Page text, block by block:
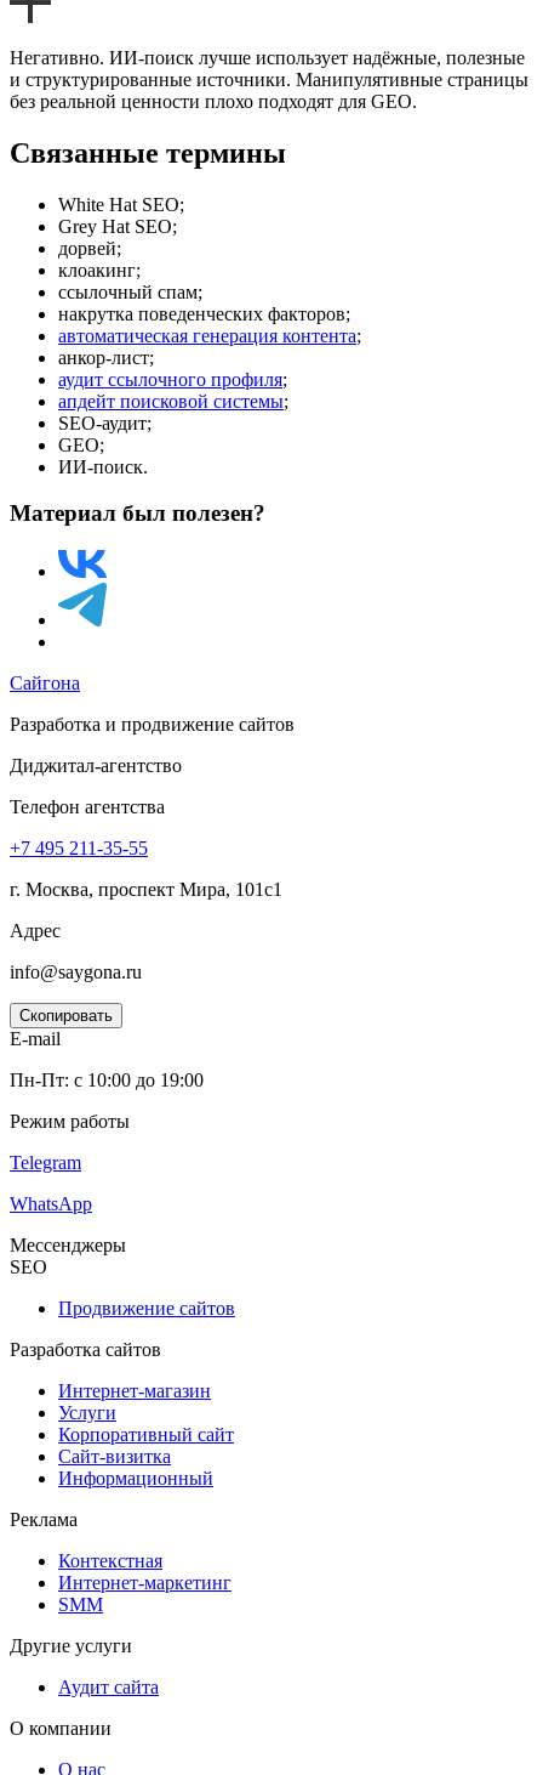
Негативно. ИИ-поиск лучше использует надёжные, полезные
и структурированные источники. Манипулятивные страницы
без реальной ценности плохо подходят для GEO.
Связанные термины
White Hat SEO;
Grey Hat SEO;
дорвей;
клоакинг;
ссылочный спам;
накрутка поведенческих факторов;
автоматическая генерация контента;
анкор-лист;
аудит ссылочного профиля;
апдейт поисковой системы;
SEO-аудит;
GEO;
ИИ-поиск.
Материал был полезен?
Сайгона
Разработка и продвижение сайтов
Диджитал-агентство
Телефон агентства
+7 495 211-35-55
г. Москва, проспект Мира, 101с1
Адрес
info@saygona.ru
Скопировать
E-mail
Пн-Пт: с 10:00 до 19:00
Режим работы
Telegram
WhatsApp
Мессенджеры
SEO
Продвижение сайтов
Разработка сайтов
Интернет-магазин
Услуги
Корпоративный сайт
Сайт-визитка
Информационный
Реклама
Контекстная
Интернет-маркетинг
SMM
Другие услуги
Аудит сайта
О компании
О нас